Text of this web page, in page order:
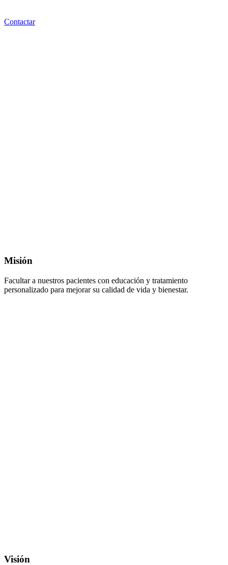
Contactar
Misión
Facultar a nuestros pacientes con educación y tratamiento
personalizado para mejorar su calidad de vida y bienestar.
Visión